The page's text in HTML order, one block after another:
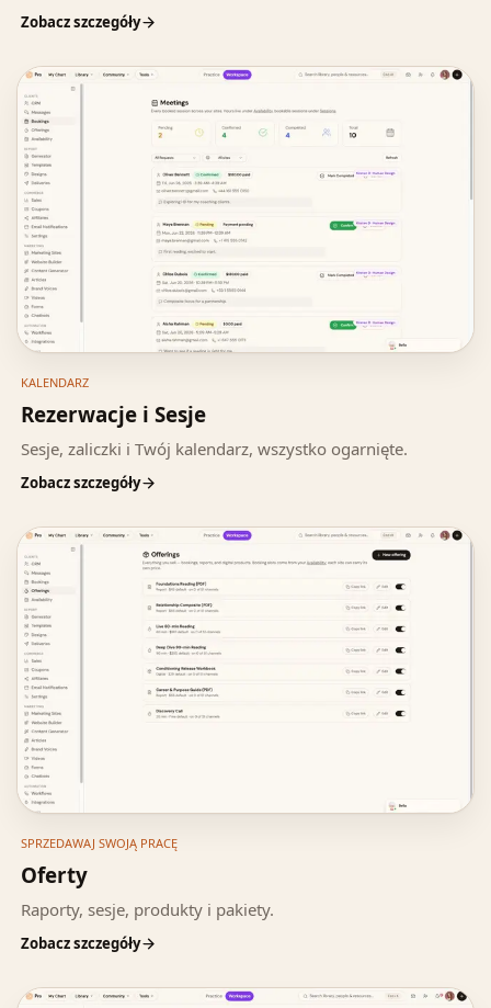
Zobacz szczegóły
KALENDARZ
Rezerwacje i Sesje
Sesje, zaliczki i Twój kalendarz, wszystko ogarnięte.
Zobacz szczegóły
SPRZEDAWAJ SWOJĄ PRACĘ
Oferty
Raporty, sesje, produkty i pakiety.
Zobacz szczegóły